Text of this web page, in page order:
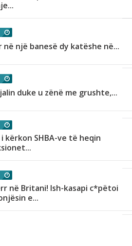
në një banesë dy katëshe në...
duke u zënë me grushte,...
i kërkon SHBA-ve të heqin
në Britani! Ish-kasapi c*pëtoi
e...